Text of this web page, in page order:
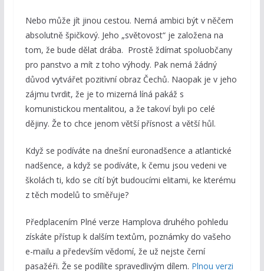
Nebo může jít jinou cestou. Nemá ambici být v něčem
absolutně špičkový. Jeho „světovost“ je založena na
tom, že bude dělat drába. Prostě ždímat spoluobčany
pro panstvo a mít z toho výhody. Pak nemá žádný
důvod vytvářet pozitivní obraz Čechů. Naopak je v jeho
zájmu tvrdit, že je to mizerná líná pakáž s
komunistickou mentalitou, a že takoví byli po celé
dějiny. Že to chce jenom větší přísnost a větší hůl.
Když se podíváte na dnešní euronadšence a atlantické
nadšence, a když se podíváte, k čemu jsou vedeni ve
školách ti, kdo se cítí být budoucími elitami, ke kterému
z těch modelů to směřuje?
Předplacením Plné verze Hamplova druhého pohledu
získáte přístup k dalším textům, poznámky do vašeho
e-mailu a především vědomí, že už nejste černí
pasažéři. Že se podílíte spravedlivým dílem. Plnou verzi